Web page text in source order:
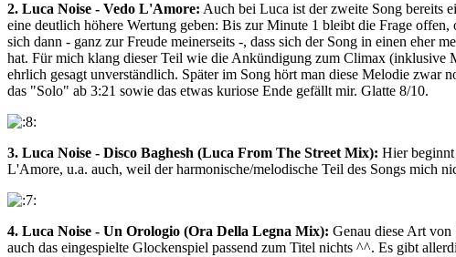
2. Luca Noise - Vedo L'Amore: Auch bei Luca ist der zweite Song bereits
eine deutlich höhere Wertung geben: Bis zur Minute 1 bleibt die Frage
sich dann - ganz zur Freude meinerseits -, dass sich der Song in einen eher
hat. Für mich klang dieser Teil wie die Ankündigung zum Climax (inklusive
ehrlich gesagt unverständlich. Später im Song hört man diese Melodie
das "Solo" ab 3:21 sowie das etwas kuriose Ende gefällt mir. Glatte 8/10.
3. Luca Noise - Disco Baghesh (Luca From The Street Mix): Hier
L'Amore, u.a. auch, weil der harmonische/melodische Teil des Songs mich
4. Luca Noise - Un Orologio (Ora Della Legna Mix): Genau diese Art
auch das eingespielte Glockenspiel passend zum Titel nichts ^^. Es gibt